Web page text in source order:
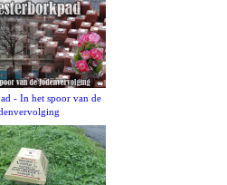
- In het spoor van de